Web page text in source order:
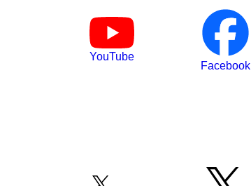
YouTube
Facebook